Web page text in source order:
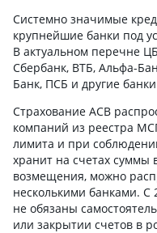
Системно значимые
крупнейшие банки под
В актуальном перечне
Сбербанк, ВТБ, Альфа-
Банк, ПСБ и другие
Страхование АСВ
компаний из реестра
лимита и при
хранит на счетах суммы
возмещения, можно
несколькими банками.
не обязаны
или закрытии счетов в